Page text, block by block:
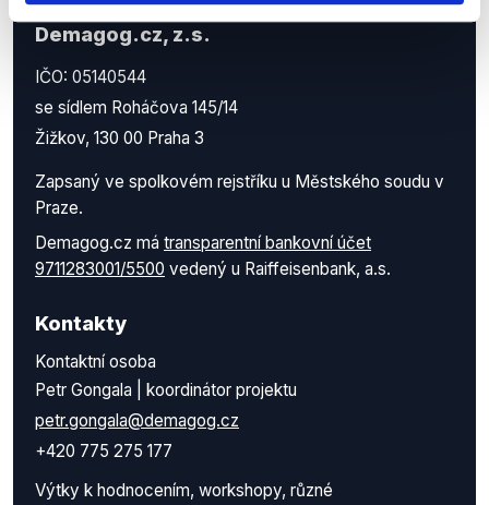
Demagog.cz, z.s.
IČO: 05140544
se sídlem Roháčova 145/14
Žižkov, 130 00 Praha 3
Zapsaný ve spolkovém rejstříku u Městského soudu v
Praze.
Demagog.cz má transparentní bankovní účet
9711283001/5500 vedený u Raiffeisenbank, a.s.
Kontakty
Kontaktní osoba
Petr Gongala | koordinátor projektu
petr.gongala@demagog.cz
+420 775 275 177
Výtky k hodnocením, workshopy, různé